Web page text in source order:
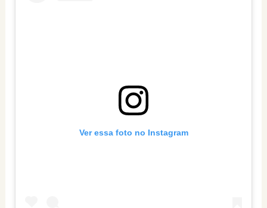
Ver essa foto no Instagram